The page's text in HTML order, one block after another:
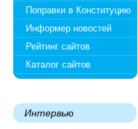
Поправки в Конституцию
Информер новостей
Рейтинг сайтов
Каталог сайтов
Интервью